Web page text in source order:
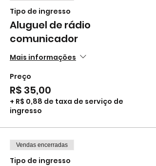
Tipo de ingresso
Aluguel de rádio
comunicador
Mais informações
Preço
R$ 35,00
+ R$ 0,88 de taxa de serviço de
ingresso
Vendas encerradas
Tipo de ingresso